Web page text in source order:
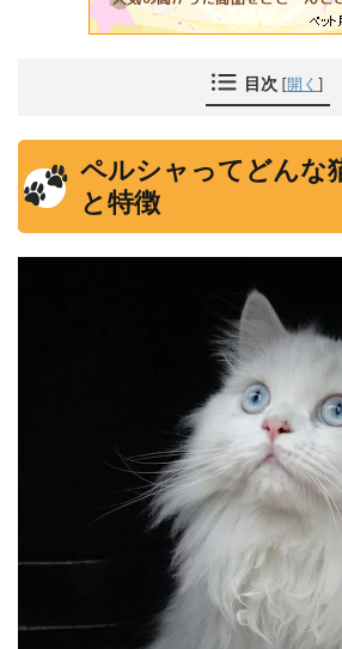
目次 [開く ]
ペルシャってどんな
と特徴